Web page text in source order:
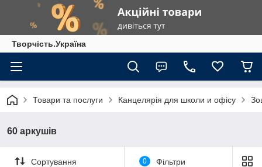
Творчість.Україна
Товари та послуги Канцелярія для школи и офісу
60 аркушів
Сортування 0 Фільтри